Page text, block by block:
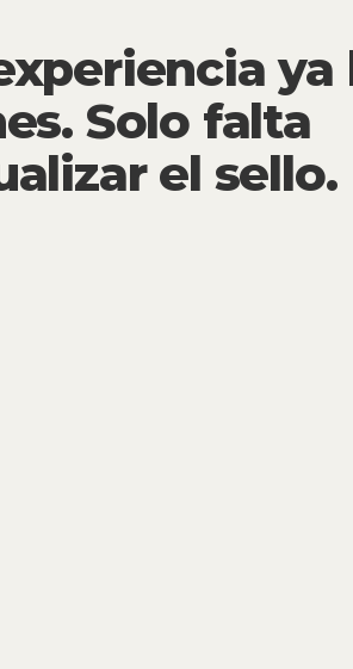
ya
Solo falta
el sello.